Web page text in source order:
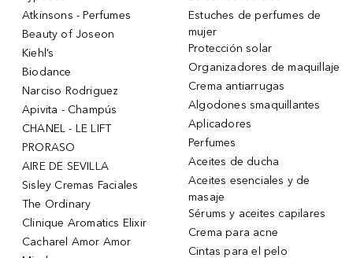
Atkinsons - Perfumes
Beauty of Joseon
Kiehl’s
Biodance
Narciso Rodriguez
Apivita - Champús
CHANEL - LE LIFT
PRORASO
AIRE DE SEVILLA
Sisley Cremas Faciales
The Ordinary
Clinique Aromatics Elixir
Cacharel Amor Amor
Estuches de perfumes de
mujer
Protección solar
Organizadores de maquillaje
Crema antiarrugas
Algodones smaquillantes
Aplicadores
Perfumes
Aceites de ducha
Aceites esenciales y de
masaje
Sérums y aceites capilares
Crema para acne
Cintas para el pelo